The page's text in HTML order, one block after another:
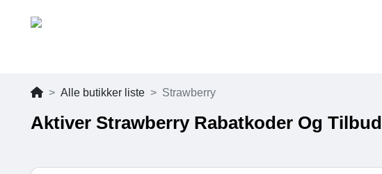
Alle butikker liste Strawberry
Aktiver Strawberry Rabatkoder Og Tilbud